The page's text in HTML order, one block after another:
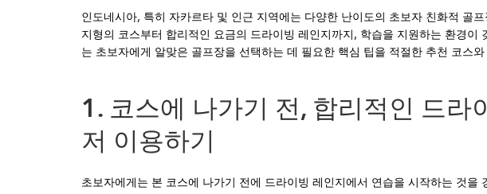
인도네시아, 특히 자카르타 및 인근 지역에는 다양한 난이도의 초보자 친화적 골
지형의 코스부터 합리적인 요금의 드라이빙 레인지까지, 학습을 지원하는 환경이
는 초보자에게 알맞은 골프장을 선택하는 데 필요한 핵심 팁을 적절한 추천 코스
1. 코스에 나가기 전, 합리적인 드라
저 이용하기
초보자에게는 본 코스에 나가기 전에 드라이빙 레인지에서 연습을 시작하는 것을